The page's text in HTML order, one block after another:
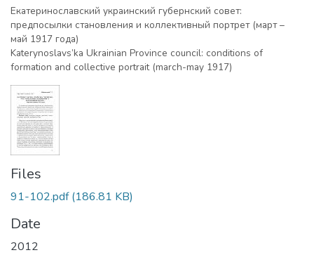
Екатеринославский украинский губернский совет:
предпосылки становления и коллективный портрет (март –
май 1917 года)
Katerynoslavs’ka Ukrainian Province council: conditions of
formation and collective portrait (march-may 1917)
Files
91-102.pdf(186.81 KB)
Date
2012